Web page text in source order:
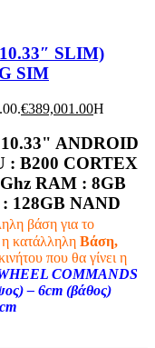
SLIM)
SIM
€389,001.00Η
ANDROID
: B200 CORTEX
RAM : 8GB
128GB NAND
βάση για το
η κατάλληλη Βάση,
που θα γίνει η
COMMANDS
– 6cm (βάθος)